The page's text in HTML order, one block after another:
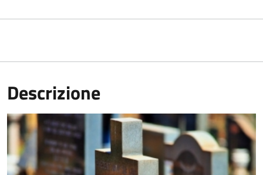
Descrizione